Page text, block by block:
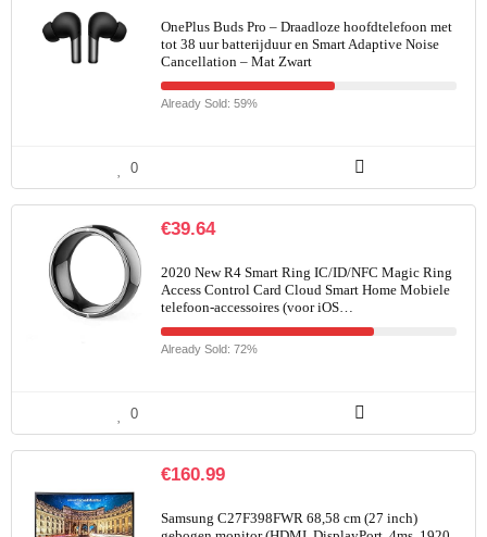
OnePlus Buds Pro – Draadloze hoofdtelefoon met
tot 38 uur batterijduur en Smart Adaptive Noise
Cancellation – Mat Zwart
Already Sold: 59%
0
€39.64
2020 New R4 Smart Ring IC/ID/NFC Magic Ring
Access Control Card Cloud Smart Home Mobiele
telefoon-accessoires (voor iOS…
Already Sold: 72%
0
€160.99
Samsung C27F398FWR 68,58 cm (27 inch)